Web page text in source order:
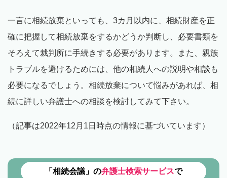
一言に相続放棄といっても、3カ月以内に、相続財産を正
確に把握して相続放棄をするかどうか判断し、必要書類を
そろえて裁判所に手続きする必要があります。また、親族
トラブルを避けるためには、他の相続人への説明や相談も
必要になるでしょう。相続放棄について悩みがあれば、相
続に詳しい弁護士への相談を検討してみて下さい。
（記事は2022年12月1日時点の情報に基づいています）
「相続会議」の弁護士検索サービスで